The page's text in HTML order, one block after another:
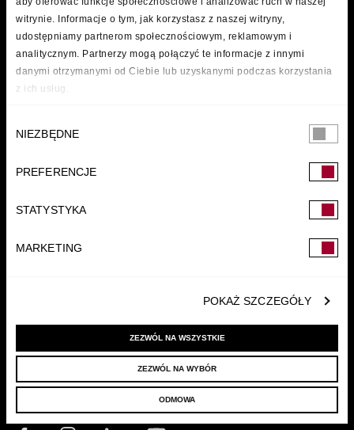
witrynie. Informacje o tym, jak korzystasz z naszej witryny,
udostępniamy partnerom społecznościowym, reklamowym i
analitycznym. Partnerzy mogą połączyć te informacje z innymi
danymi otrzymanymi od Ciebie lub uzyskanymi podczas korzystania
z ich usług.
zgody
NIEZBĘDNE
PREFERENCJE
STATYSTYKA
MARKETING
POKAŻ SZCZEGÓŁY
ZEZWÓL NA WSZYSTKIE
ZEZWÓL NA WYBÓR
ODMOWA
FUNDACJA
© 2022 LELLEK.PL | POLITYKA PRYWATNOŚCI